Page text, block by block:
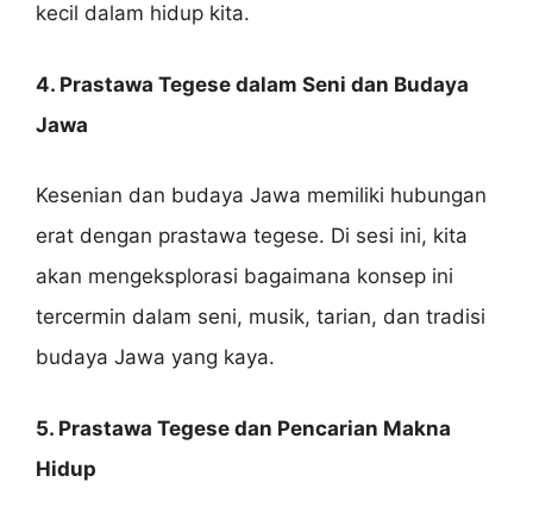
kecil dalam hidup kita.
4. Prastawa Tegese dalam Seni dan Budaya
Jawa
Kesenian dan budaya Jawa memiliki hubungan
erat dengan prastawa tegese. Di sesi ini, kita
akan mengeksplorasi bagaimana konsep ini
tercermin dalam seni, musik, tarian, dan tradisi
budaya Jawa yang kaya.
5. Prastawa Tegese dan Pencarian Makna
Hidup